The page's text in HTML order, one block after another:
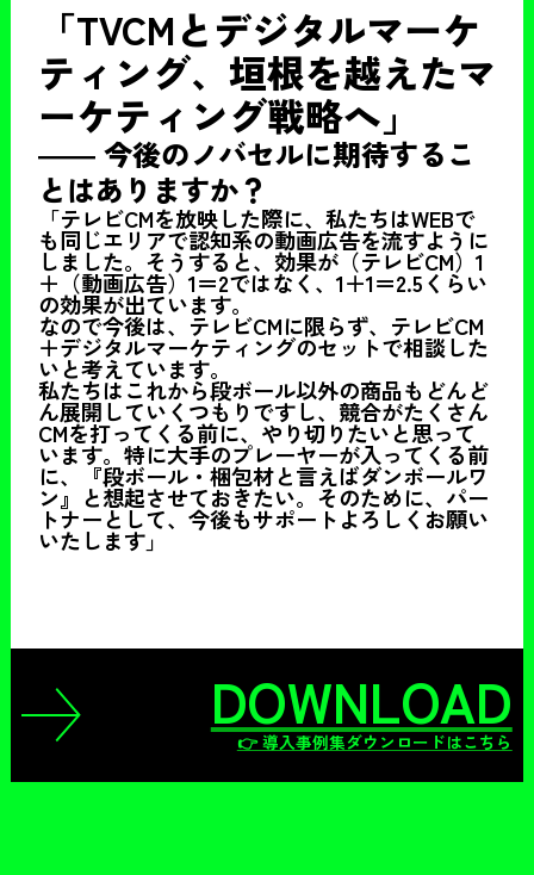
「TVCMとデジタルマーケ
ティング、垣根を越えたマ
ーケティング戦略へ」
―― 今後のノバセルに期待するこ
とはありますか？
「テレビCMを放映した際に、私たちはWEBで
も同じエリアで認知系の動画広告を流すように
しました。そうすると、効果が（テレビCM）1
＋（動画広告）1＝2ではなく、1＋1＝2.5くらい
の効果が出ています。
なので今後は、テレビCMに限らず、テレビCM
＋デジタルマーケティングのセットで相談した
いと考えています。
私たちはこれから段ボール以外の商品もどんど
ん展開していくつもりですし、競合がたくさん
CMを打ってくる前に、やり切りたいと思って
います。特に大手のプレーヤーが入ってくる前
に、『段ボール・梱包材と言えばダンボールワ
ン』と想起させておきたい。そのために、パー
トナーとして、今後もサポートよろしくお願い
いたします」
DOWNLOAD
👉 導入事例集ダウンロードはこちら